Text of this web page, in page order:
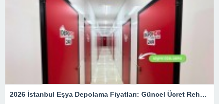
2026 İstanbul Eşya Depolama Fiyatları: Güncel Ücret Rehberi